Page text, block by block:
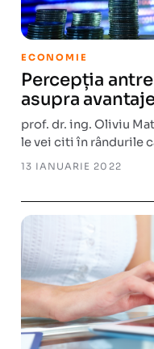
ECONOMIE
Percepția
asupra
prof. dr. ing. Oliviu
le vei citi în rândurile
13 IANUARIE 2022